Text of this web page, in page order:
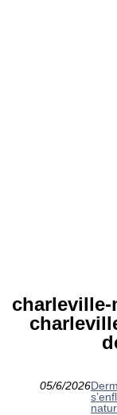
charleville-
05/6/2026